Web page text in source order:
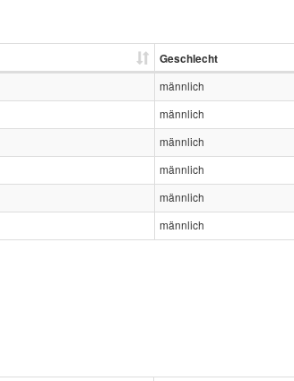
Geschlecht
männlich
männlich
männlich
männlich
männlich
männlich